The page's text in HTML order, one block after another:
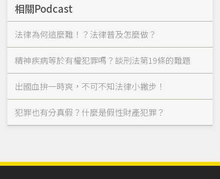
相關Podcast
法律為何這麼難！？法律普及怎麼做？
精神疾病等於有權犯罪嗎？談刑法第19條的難題
出國血拚一時爽，不可不知法律小撇步！
犯罪也有分真假？什麼是假性財產犯罪？